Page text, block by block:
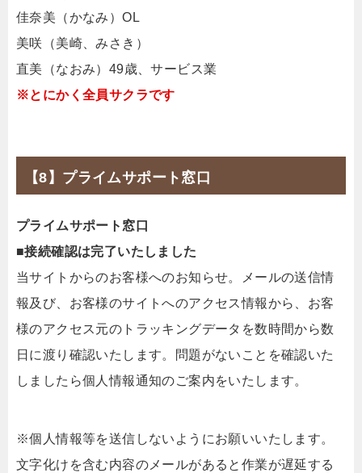
佳奈美（かなみ）OL
美咲（美崎、みさき）
直美（なおみ）49歳、サービス業
※とにかく全員サクラです
【8】プライムサポート窓口
プライムサポート窓口
■接続確認は完了いたしました
当サイトからのお客様へのお知らせ。メールの送信情
報及び、お客様のサイトへのアクセス情報から、お客
様のアクセス元のトラッキングデータを数時間から数
日に渡り確認いたします。問題がないことを確認いた
しましたら個人情報通知のご案内をいたします。
※個人情報等を送信しないようにお願いいたします。
文字化けを含む内容のメールがあると作業が遅延する